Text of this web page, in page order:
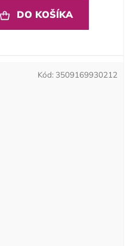
DO KOŠÍKA
Kód: 3509169930212